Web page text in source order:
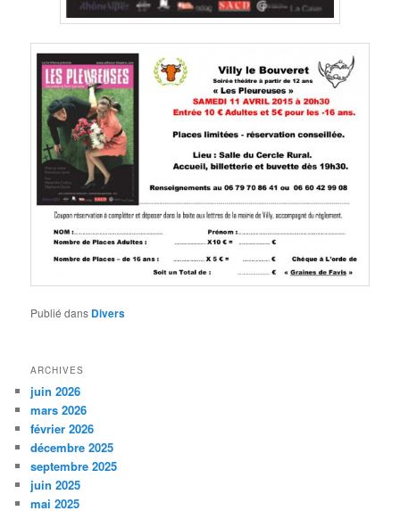
Publié dans Divers
ARCHIVES
juin 2026
mars 2026
février 2026
décembre 2025
septembre 2025
juin 2025
mai 2025